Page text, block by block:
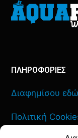
ΠΛΗΡΟΦΟΡΙΕΣ
Διαφημίσου εδώ
Πολιτική